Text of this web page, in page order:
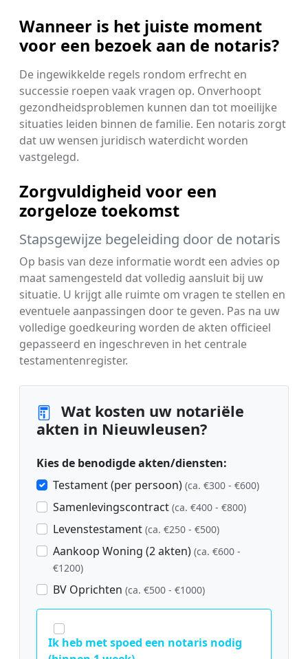
Wanneer is het juiste moment
voor een bezoek aan de notaris?
De ingewikkelde regels rondom erfrecht en
successie roepen vaak vragen op. Onverhoopt
gezondheidsproblemen kunnen dan tot moeilijke
situaties leiden binnen de familie. Een notaris zorgt
dat uw wensen juridisch waterdicht worden
vastgelegd.
Zorgvuldigheid voor een
zorgeloze toekomst
Stapsgewijze begeleiding door de notaris
Op basis van deze informatie wordt een advies op
maat samengesteld dat volledig aansluit bij uw
situatie. U krijgt alle ruimte om vragen te stellen en
eventuele aanpassingen door te geven. Pas na uw
volledige goedkeuring worden de akten officieel
gepasseerd en ingeschreven in het centrale
testamentenregister.
Wat kosten uw notariële
akten in Nieuwleusen?
Kies de benodigde akten/diensten:
Testament (per persoon) (ca. €300 - €600)
Samenlevingscontract (ca. €400 - €800)
Levenstestament (ca. €250 - €500)
Aankoop Woning (2 akten) (ca. €600 -
€1200)
BV Oprichten (ca. €500 - €1000)
Ik heb met spoed een notaris nodig